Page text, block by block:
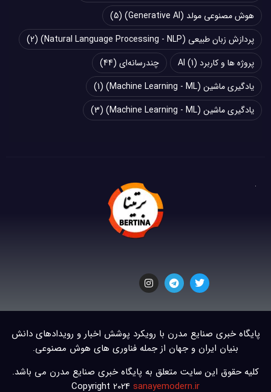
هوش مصنوعی مولد (Generative AI)
(5)
پردازش زبان طبیعی (Natural Language Processing - NLP)
(2)
پروژه ها و کاربرد AI (1) چند‌‌رسانه‌ای (44)
یادگیری ماشین (Machine Learning - ML)
(1)
یادگیری ماشین (Machine Learning - ML)
(3)
پایگاه خبری صنایع مدرن با رویکرد پوشش اخبار و رویدادهای دانش
بنیان ایران و جهان از جمله فناوری های هوش مصنوعی.
کلیه حقوق این سایت متعلق به پایگاه خبری صنایع مدرن می باشد.
Copyright 2024 sanayemodern.ir